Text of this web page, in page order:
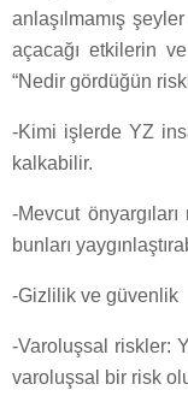
anlaşılmamış
açacağı etkilerin
“Nedir gördüğün
-Kimi işlerde YZ
kalkabilir.
-Mevcut
bunları
-Gizlilik ve güvenlik
-Varoluşsal riskler:
varoluşsal bir risk